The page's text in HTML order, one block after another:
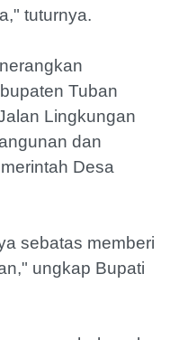
tuturnya.
Tuban
Lingkungan
dan
Desa
sebatas memberi
ungkap Bupati